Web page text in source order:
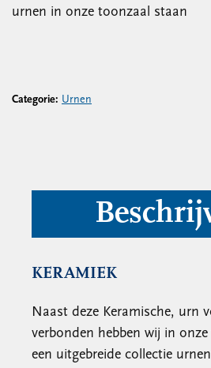
urnen in onze toonzaal staan
Categorie: Urnen
KERAMIEK
Naast deze Keramische, urn
verbonden hebben wij in
een uitgebreide collectie